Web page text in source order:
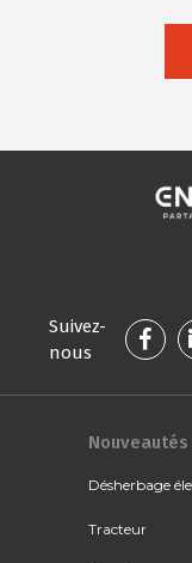
Suivez-
nous
Nouveautés
Désherbage
Tracteur